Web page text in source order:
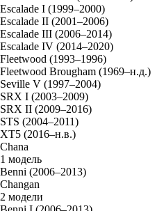
Escalade I (1999–2000)
Escalade II (2001–2006)
Escalade III (2006–2014)
Escalade IV (2014–2020)
Fleetwood (1993–1996)
Fleetwood Brougham (1969–н.д.)
Seville V (1997–2004)
SRX I (2003–2009)
SRX II (2009–2016)
STS (2004–2011)
XT5 (2016–н.в.)
Chana
1 модель
Benni (2006–2013)
Changan
2 модели